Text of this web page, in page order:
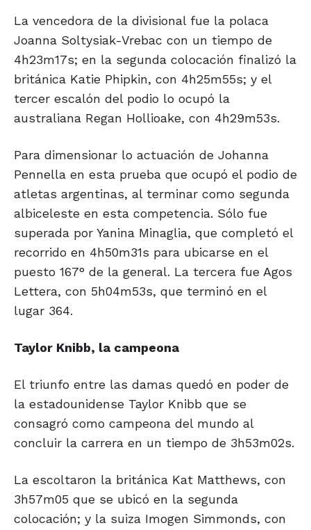
La vencedora de la divisional fue la polaca
Joanna Soltysiak-Vrebac con un tiempo de
4h23m17s; en la segunda colocación finalizó la
británica Katie Phipkin, con 4h25m55s; y el
tercer escalón del podio lo ocupó la
australiana Regan Hollioake, con 4h29m53s.
Para dimensionar lo actuación de Johanna
Pennella en esta prueba que ocupó el podio de
atletas argentinas, al terminar como segunda
albiceleste en esta competencia. Sólo fue
superada por Yanina Minaglia, que completó el
recorrido en 4h50m31s para ubicarse en el
puesto 167° de la general. La tercera fue Agos
Lettera, con 5h04m53s, que terminó en el
lugar 364.
Taylor Knibb, la campeona
El triunfo entre las damas quedó en poder de
la estadounidense Taylor Knibb que se
consagró como campeona del mundo al
concluir la carrera en un tiempo de 3h53m02s.
La escoltaron la británica Kat Matthews, con
3h57m05 que se ubicó en la segunda
colocación; y la suiza Imogen Simmonds, con